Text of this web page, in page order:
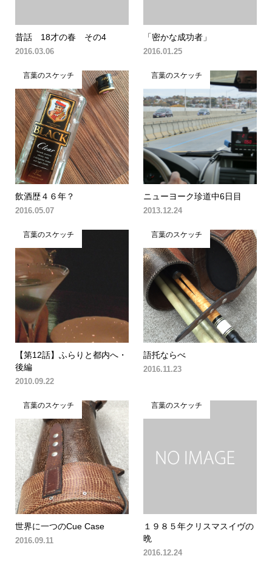
昔話 18才の春 その4
2016.03.06
「密かな成功者」
2016.01.25
言葉のスケッチ
飲酒歴４６年？
2016.05.07
言葉のスケッチ
ニューヨーク珍道中6日目
2013.12.24
言葉のスケッチ
【第12話】ふらりと都内へ・
後編
2010.09.22
言葉のスケッチ
語托ならべ
2016.11.23
言葉のスケッチ
世界に一つのCue Case
2016.09.11
言葉のスケッチ
１９８５年クリスマスイヴの
晩
2016.12.24